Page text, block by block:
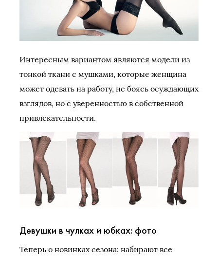
Интересным вариантом являются модели из
тонкой ткани с мушками, которые женщина
может одевать на работу, не боясь осуждающих
взглядов, но с уверенностью в собственной
привлекательности.
Девушки в чулках и юбках: фото
Теперь о новинках сезона: набирают все